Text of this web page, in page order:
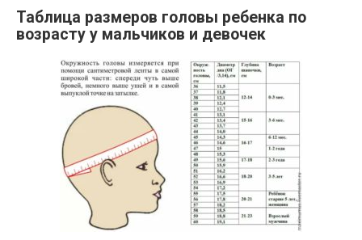
Таблица размеров головы ребенка по
возрасту у мальчиков и девочек